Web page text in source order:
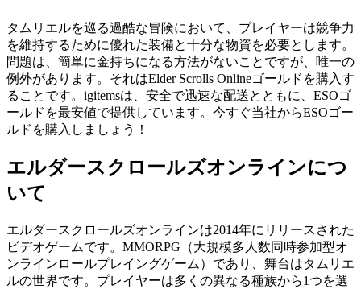
タムリエルを巡る過酷な冒険において、プレイヤーは競争力
を維持するために優れた装備と十分な物資を必要とします。
問題は、簡単に金持ちになる方法がないことですが、唯一の
例外があります。それはElder Scrolls Onlineゴールドを購入す
ることです。igitemsは、安全で迅速な配送とともに、ESOゴ
ールドを最安値で提供しています。今すぐ当社からESOゴー
ルドを購入しましょう！
エルダースクロールズオンラインにつ
いて
エルダースクロールズオンラインは2014年にリリースされた
ビデオゲームです。MMORPG（大規模多人数同時参加型オ
ンラインロールプレイングゲーム）であり、舞台はタムリエ
ルの世界です。プレイヤーは多くの異なる種族から1つを選